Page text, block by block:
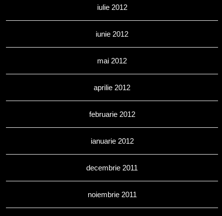
iulie 2012
iunie 2012
mai 2012
aprilie 2012
februarie 2012
ianuarie 2012
decembrie 2011
noiembrie 2011